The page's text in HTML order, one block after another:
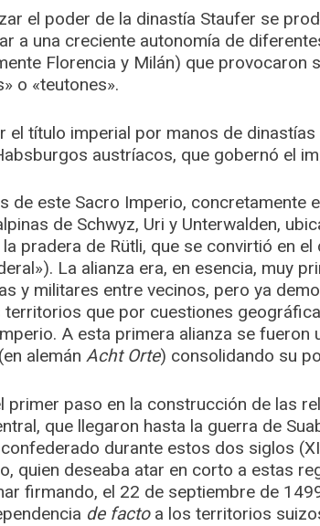
el poder de la dinastía Staufer se
a una creciente autonomía de
Florencia y Milán) que provocaron
o «teutones».
el título imperial por manos de
austríacos, que gobernó el
de este Sacro Imperio,
de Schwyz, Uri y Unterwalden,
la pradera de Rütli, que se convirtió en
La alianza era, en esencia, muy
y militares entre vecinos, pero ya
territorios que por cuestiones
A esta primera alianza se
alemán Acht Orte) consolidando su
primer paso en la construcción de las
que llegaron hasta la guerra de
durante estos dos siglos
quien deseaba atar en corto a estas
firmando, el 22 de septiembre de
de factoa los territorios